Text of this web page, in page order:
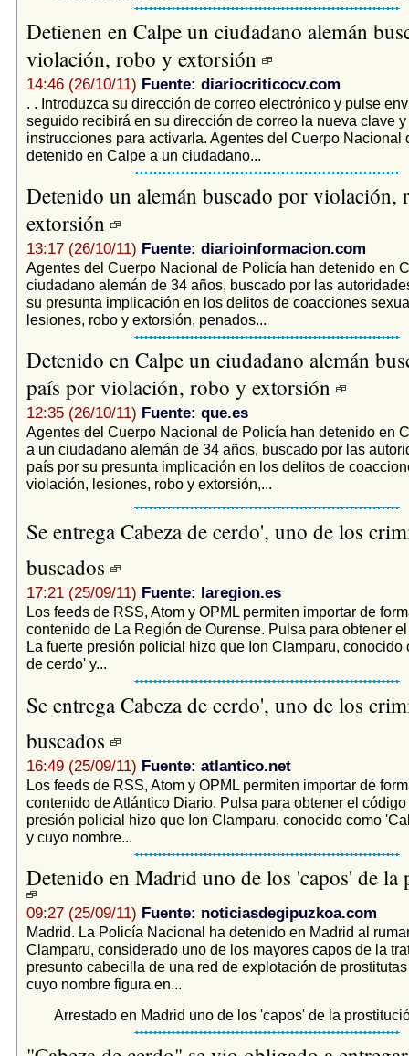
Detienen en Calpe un ciudadano alemán
violación, robo y extorsión
14:46 (26/10/11) Fuente: diariocriticocv.com
. . Introduzca su dirección de correo electrónico y pulse
seguido recibirá en su dirección de correo la nueva clave y
instrucciones para activarla. Agentes del Cuerpo Nacional
detenido en Calpe a un ciudadano...
Detenido un alemán buscado por violación,
extorsión
13:17 (26/10/11) Fuente: diarioinformacion.com
Agentes del Cuerpo Nacional de Policía han detenido en
ciudadano alemán de 34 años, buscado por las
su presunta implicación en los delitos de coacciones
lesiones, robo y extorsión, penados...
Detenido en Calpe un ciudadano alemán
país por violación, robo y extorsión
12:35 (26/10/11) Fuente: que.es
Agentes del Cuerpo Nacional de Policía han detenido en
a un ciudadano alemán de 34 años, buscado por las
país por su presunta implicación en los delitos de
violación, lesiones, robo y extorsión,...
Se entrega Cabeza de cerdo', uno de los
buscados
17:21 (25/09/11) Fuente: laregion.es
Los feeds de RSS, Atom y OPML permiten importar de
contenido de La Región de Ourense. Pulsa para obtener
La fuerte presión policial hizo que Ion Clamparu, conocido
de cerdo' y...
Se entrega Cabeza de cerdo', uno de los
buscados
16:49 (25/09/11) Fuente: atlantico.net
Los feeds de RSS, Atom y OPML permiten importar de
contenido de Atlántico Diario. Pulsa para obtener el
presión policial hizo que Ion Clamparu, conocido como
y cuyo nombre...
Detenido en Madrid uno de los 'capos' de la
09:27 (25/09/11) Fuente: noticiasdegipuzkoa.com
Madrid. La Policía Nacional ha detenido en Madrid al
Clamparu, considerado uno de los mayores capos de la
presunto cabecilla de una red de explotación de
cuyo nombre figura en...
Arrestado en Madrid uno de los 'capos' de la